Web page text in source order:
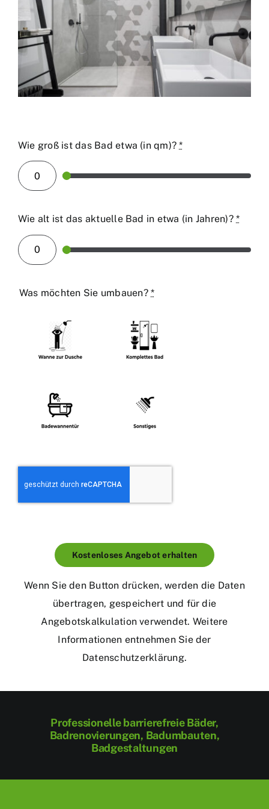
Wie groß ist das Bad etwa (in qm)?*
Wie alt ist das aktuelle Bad in etwa (in Jahren)? *
Was möchten Sie umbauen? *
Kostenloses Angebot erhalten
Wenn Sie den Button drücken, werden die Daten
übertragen, gespeichert und für die
Angebotskalkulation verwendet. Weitere
Informationen entnehmen Sie der
Datenschutzerklärung.
Professionelle barrierefreie Bäder,
Badrenovierungen, Badumbauten,
Badgestaltungen